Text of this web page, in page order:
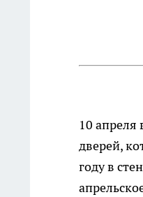
10 апреля
дверей,
году в